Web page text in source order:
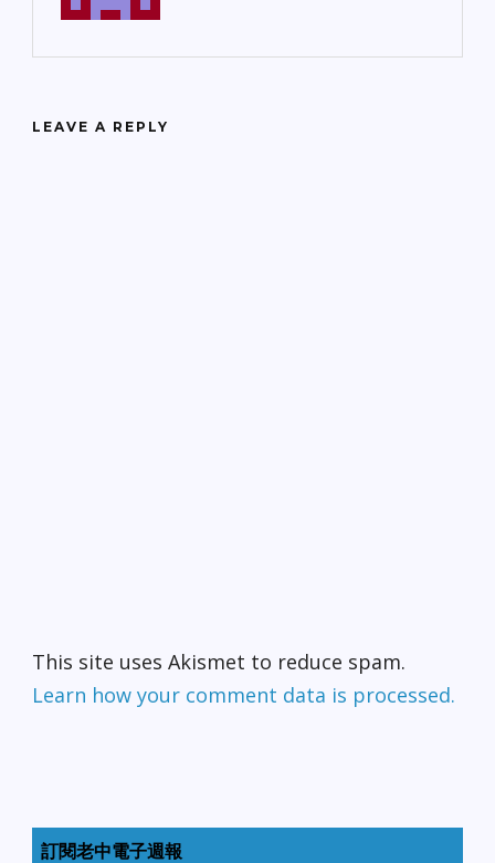
LEAVE A REPLY
This site uses Akismet to reduce spam.
Learn how your comment data is processed.
訂閱老中電子週報